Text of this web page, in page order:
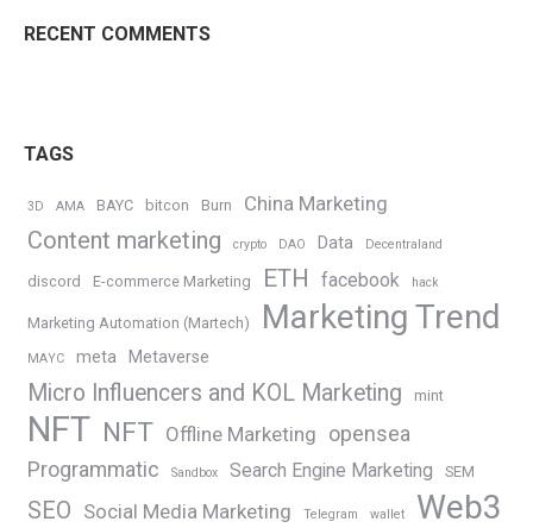
RECENT COMMENTS
TAGS
3D AMA BAYC bitcon Burn China Marketing
Content marketing crypto DAO Data Decentraland
discord E-commerce Marketing ETH facebook hack
Marketing Automation (Martech) Marketing Trend
MAYC meta Metaverse
Micro Influencers and KOL Marketing mint
NFT NFT Offline Marketing opensea
Programmatic
Sandbox Search Engine Marketing SEM
SEO Social Media Marketing Telegram wallet Web3